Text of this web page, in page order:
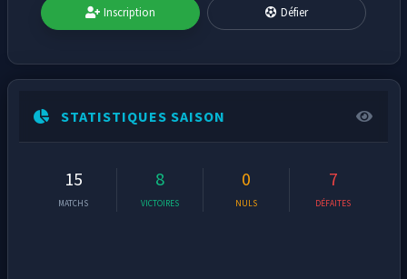
Inscription Défier
STATISTIQUES SAISON
15
MATCHS
8
VICTOIRES
0
NULS
7
DÉFAITES